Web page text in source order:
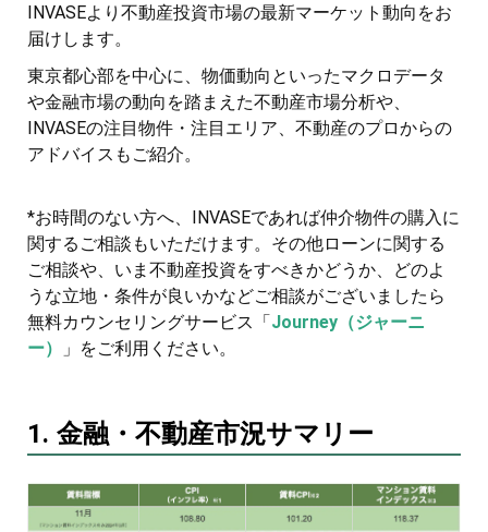
INVASEより不動産投資市場の最新マーケット動向をお
届けします。
東京都心部を中心に、物価動向といったマクロデータ
や金融市場の動向を踏まえた不動産市場分析や、
INVASEの注目物件・注目エリア、不動産のプロからの
アドバイスもご紹介。
*お時間のない方へ、INVASEであれば仲介物件の購入に
関するご相談もいただけます。その他ローンに関する
ご相談や、いま不動産投資をすべきかどうか、どのよ
うな立地・条件が良いかなどご相談がございましたら
無料カウンセリングサービス「Journey（ジャーニ
ー）
」をご利用ください。
1. 金融・不動産市況サマリー